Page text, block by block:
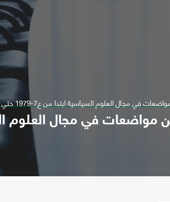
العلوم السياسية ابتدا من ع7-1979 حتي ع 410 -20013